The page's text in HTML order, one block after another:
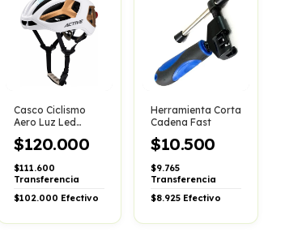
Casco Ciclismo
Aero Luz Led
Imantado Active
$120.000
$111.600
Transferencia
$102.000 Efectivo
Herramienta Corta
Cadena Fast
$10.500
$9.765
Transferencia
$8.925 Efectivo